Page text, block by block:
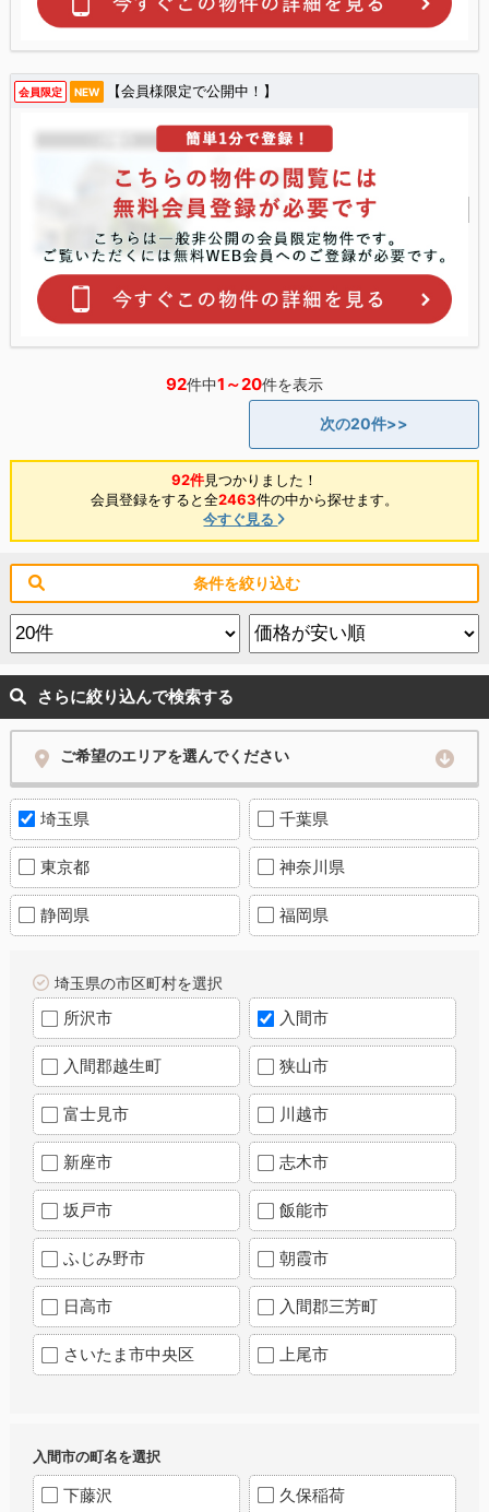
会員限定 NEW 【会員様限定で公開中！】
92件中1～20件を表示
次の20件>>
92件見つかりました！
会員登録をすると全2463件の中から探せます。
今すぐ見る
条件を絞り込む
さらに絞り込んで検索する
ご希望のエリアを選んでください
埼玉県 千葉県
東京都 神奈川県
静岡県 福岡県
埼玉県の市区町村を選択
所沢市 入間市
入間郡越生町 狭山市
富士見市 川越市
新座市 志木市
坂戸市 飯能市
ふじみ野市 朝霞市
日高市 入間郡三芳町
さいたま市中央区 上尾市
入間市の町名を選択
下藤沢 久保稲荷